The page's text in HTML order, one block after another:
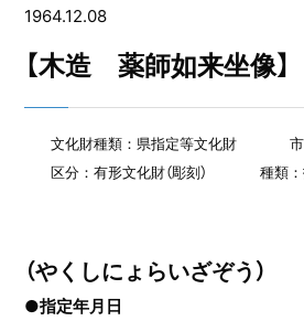
1964.12.08
【木造 薬師如来坐像】
文化財種類：県指定等文化財
区分：有形文化財（彫刻）
種類
（やくしにょらいざぞう）
●指定年月日